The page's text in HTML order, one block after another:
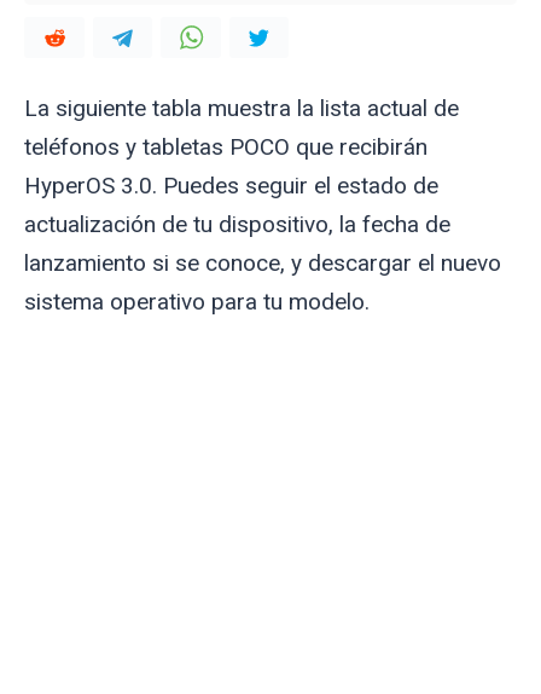
La siguiente tabla muestra la lista actual de
teléfonos y tabletas POCO que recibirán
HyperOS 3.0. Puedes seguir el estado de
actualización de tu dispositivo, la fecha de
lanzamiento si se conoce, y descargar el nuevo
sistema operativo para tu modelo.